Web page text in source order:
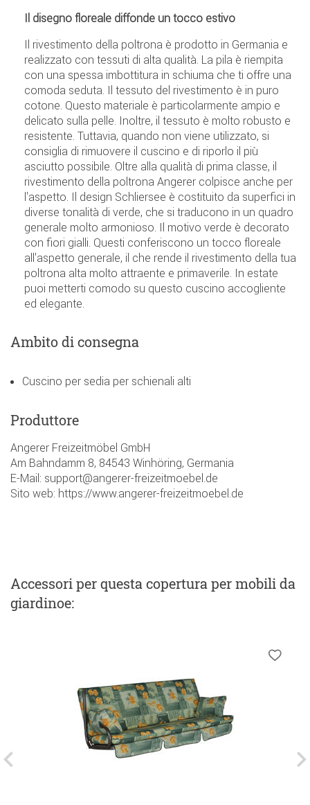
Il disegno floreale diffonde un tocco estivo
Il rivestimento della poltrona è prodotto in Germania e
realizzato con tessuti di alta qualità. La pila è riempita
con una spessa imbottitura in schiuma che ti offre una
comoda seduta. Il tessuto del rivestimento è in puro
cotone. Questo materiale è particolarmente ampio e
delicato sulla pelle. Inoltre, il tessuto è molto robusto e
resistente. Tuttavia, quando non viene utilizzato, si
consiglia di rimuovere il cuscino e di riporlo il più
asciutto possibile. Oltre alla qualità di prima classe, il
rivestimento della poltrona Angerer colpisce anche per
l'aspetto. Il design Schliersee è costituito da superfici in
diverse tonalità di verde, che si traducono in un quadro
generale molto armonioso. Il motivo verde è decorato
con fiori gialli. Questi conferiscono un tocco floreale
all'aspetto generale, il che rende il rivestimento della tua
poltrona alta molto attraente e primaverile. In estate
puoi metterti comodo su questo cuscino accogliente
ed elegante.
Ambito di consegna
Cuscino per sedia per schienali alti
Produttore
Angerer Freizeitmöbel GmbH
Am Bahndamm 8, 84543 Winhöring, Germania
E-Mail: support@angerer-freizeitmoebel.de
Sito web: https://www.angerer-freizeitmoebel.de
Accessoriper questa copertura per mobili da
giardinoe: